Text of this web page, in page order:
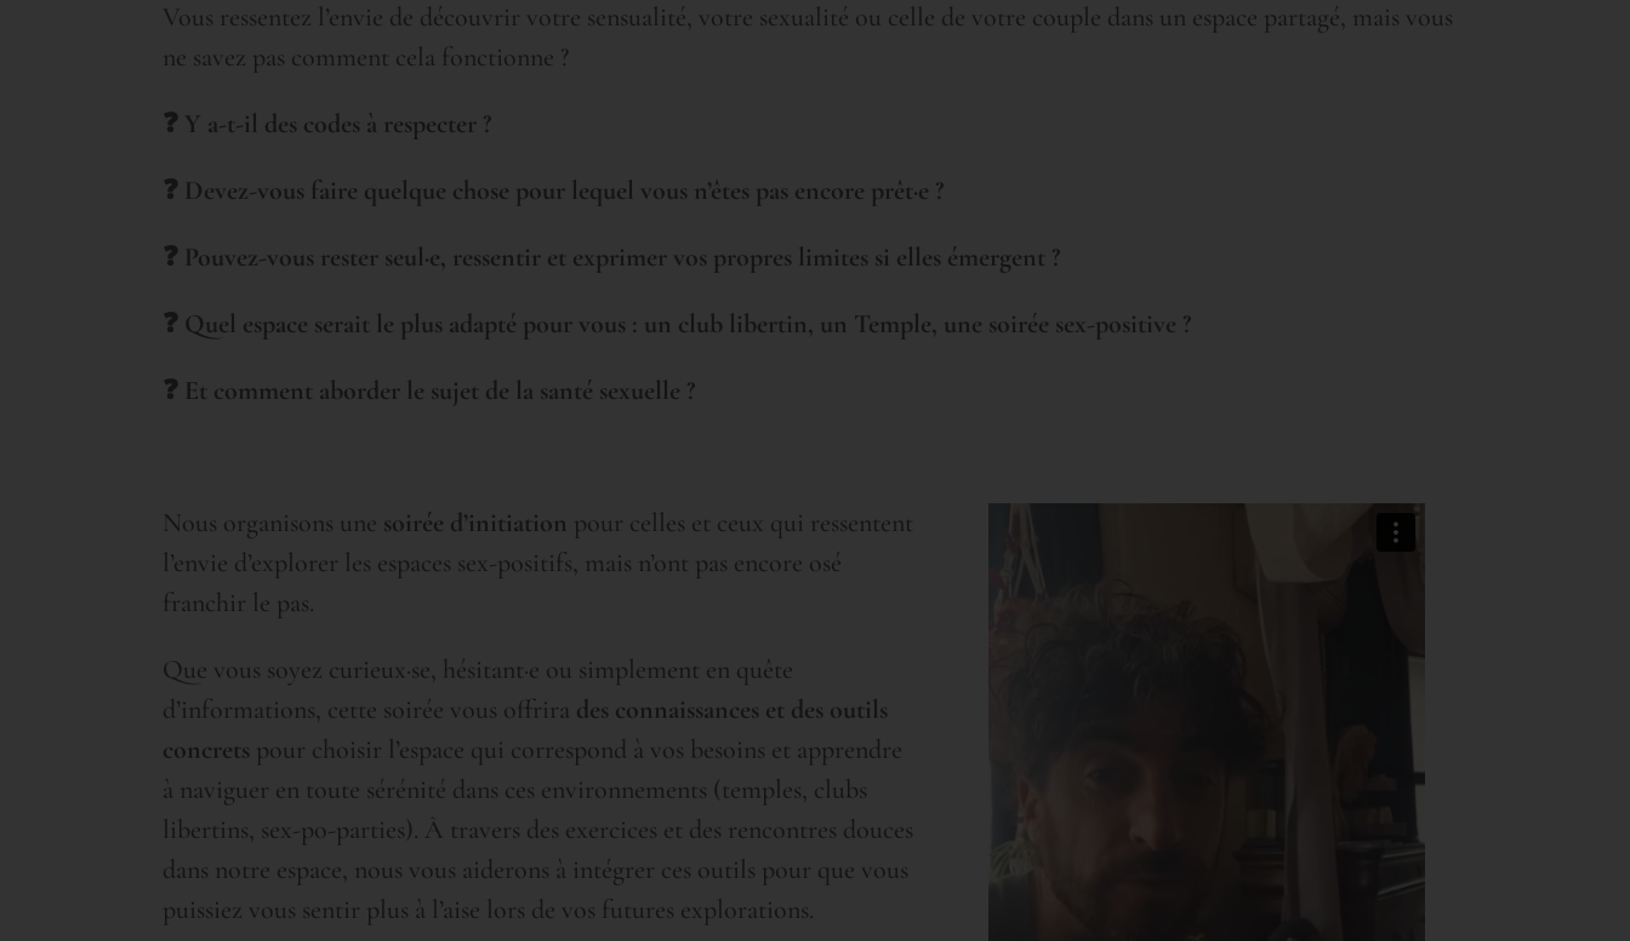
Vous ressentez l’envie de découvrir votre sensualité, votre sexualité ou celle de votre couple dans un espace partagé, mais vous
ne savez pas comment cela fonctionne ?
❓ Y a-t-il des codes à respecter ?
❓ Devez-vous faire quelque chose pour lequel vous n’êtes pas encore prêt·e ?
❓ Pouvez-vous rester seul·e, ressentir et exprimer vos propres limites si elles émergent ?
❓ Quel espace serait le plus adapté pour vous : un club libertin, un Temple, une soirée sex-positive ?
❓ Et comment aborder le sujet de la santé sexuelle ?
Nous organisons une soirée d’initiation pour celles et ceux qui ressentent
l’envie d’explorer les espaces sex-positifs, mais n’ont pas encore osé
franchir le pas.
Que vous soyez curieux·se, hésitant·e ou simplement en quête
d’informations, cette soirée vous offrira des connaissances et des outils
concrets pour choisir l’espace qui correspond à vos besoins et apprendre
à naviguer en toute sérénité dans ces environnements (temples, clubs
libertins, sex-po-parties). À travers des exercices et des rencontres douces
dans notre espace, nous vous aiderons à intégrer ces outils pour que vous
puissiez vous sentir plus à l’aise lors de vos futures explorations.